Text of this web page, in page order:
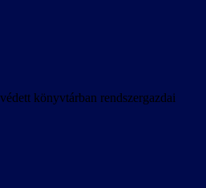
könyvtárban rendszergazdai